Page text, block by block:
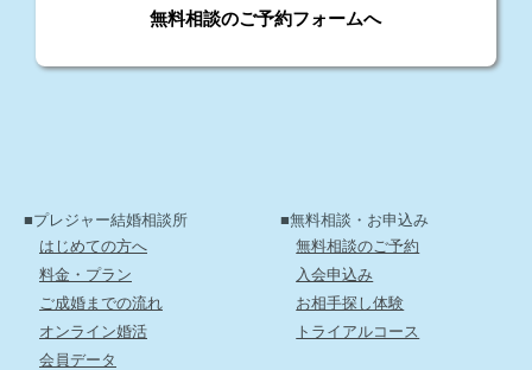
無料相談のご予約フォームへ
■プレジャー結婚相談所
はじめての方へ
料金・プラン
ご成婚までの流れ
オンライン婚活
会員データ
■無料相談・お申込み
無料相談のご予約
入会申込み
お相手探し体験
トライアルコース